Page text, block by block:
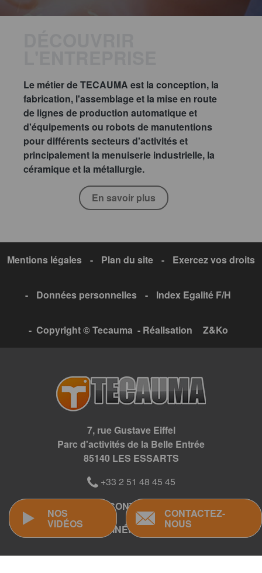
NOS
VIDÉOS
CONTACTEZ-
NOUS
Le métier de TECAUMA est la conception, la
fabrication, l'assemblage et la mise en route
de lignes de production automatique et
d'équipements ou robots de manutentions
pour différents secteurs d'activités et
principalement la menuiserie industrielle, la
céramique et la métallurgie.
En savoir plus
NOS
VIDÉOS
CONTACTEZ-
NOUS
Mentions légales - Plan du site - Exercez vos droits
- Données personnelles - Index Egalité F/H
- Copyright © Tecauma - Réalisation Z&Ko
7, rue Gustave Eiffel
Parc d'activités de la Belle Entrée
85140 LES ESSARTS
+33 2 51 48 45 45
CONTACT
ITINÉRAIRE